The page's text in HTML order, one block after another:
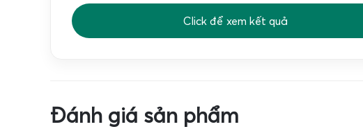
Click để xem kết quả
Đánh giá sản phẩm